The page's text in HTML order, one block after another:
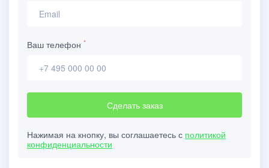
Ваш телефон *
Сделать заказ
Нажимая на кнопку, вы соглашаетесь с политикой
конфиденциальности